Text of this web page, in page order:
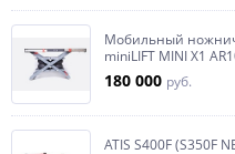
Мобильный
miniLIFT MINI X1
180 000 руб.
ATIS S400F